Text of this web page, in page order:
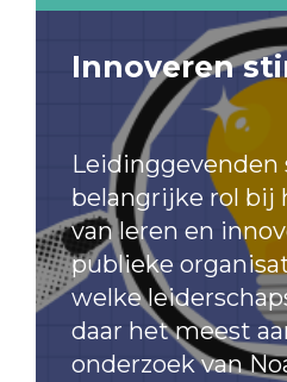
Innoveren
Leidinggevenden
belangrijke rol bij
van leren en
publieke
welke
daar het meest
onderzoek van